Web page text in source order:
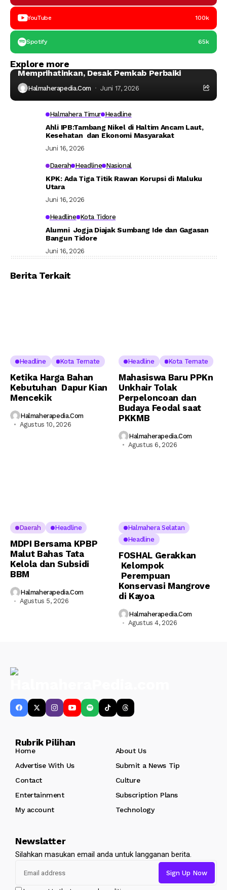
YouTube 100k
Spotify 65k
Explore more
Kondisi Asrama Mahasiswa Taliabu
Memprihatinkan, Desak Pemkab Perbaiki
Halmaherapedia.com Juni 17, 2026
Halmahera Timur Headline
Ahli IPB:Tambang Nikel di Haltim Ancam Laut,
Kesehatan dan Ekonomi Masyarakat
Juni 16, 2026
Daerah Headline Nasional
KPK: Ada Tiga Titik Rawan Korupsi di Maluku
Utara
Juni 16, 2026
Headline Kota Tidore
Alumni Jogja Diajak Sumbang Ide dan Gagasan
Bangun Tidore
Juni 16, 2026
Berita Terkait
Headline Kota Ternate
Ketika Harga Bahan
Kebutuhan Dapur Kian
Mencekik
Halmaherapedia.com
Agustus 10, 2026
Headline Kota Ternate
Mahasiswa Baru PPKn
Unkhair Tolak
Perpeloncoan dan
Budaya Feodal saat
PKKMB
Halmaherapedia.com
Agustus 6, 2026
Daerah Headline
MDPI Bersama KPBP
Malut Bahas Tata
Kelola dan Subsidi
BBM
Halmaherapedia.com
Agustus 5, 2026
Halmahera Selatan
Headline
FOSHAL Gerakkan
Kelompok
Perempuan
Konservasi Mangrove
di Kayoa
Halmaherapedia.com
Agustus 4, 2026
Rubrik Pilihan
Home
About Us
Advertise With Us
Submit a News Tip
Contact
Culture
Entertainment
Subscription Plans
My account
Technology
Newslatter
Silahkan masukan email anda untuk langganan berita.